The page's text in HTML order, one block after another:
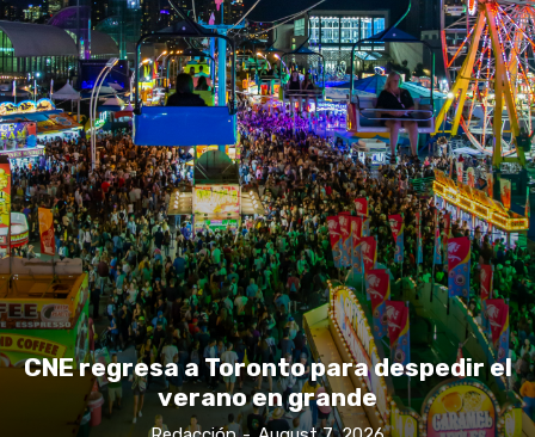
CNE regresa a Toronto para despedir el
verano en grande